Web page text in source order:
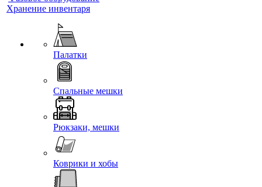
Хранение инвентаря
Палатки
Спальные мешки
Рюкзаки, мешки
Коврики и хобы